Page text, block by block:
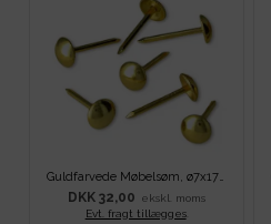
Guldfarvede Møbelsøm, ø7x17 mm - 100 stk
DKK 32,00
ekskl. moms
Evt. fragt tillægges.